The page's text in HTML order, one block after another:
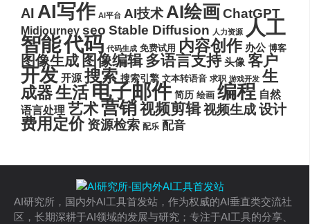
AI AI写作 AI平台 AI技术AI绘画ChatGPT
Midjourney seo Stable Diffusion 人力资源 人工
智能代码 代码生成 免费试用 内容创作 办公 博客
图像生成 图像编辑 多语言支持 头像 客户
开发 开源 搜索 搜索引擎 文本转语音 求职 游戏开发 生
成器生活电子邮件 简历 绘画 编程 自然
语言处理 艺术营销视频剪辑视频生成设计
费用定价 资源检索 配乐 配音
AI研究所，国内外AI工具首发站，作为权威的AI垂直类交流社
区，长期深耕于AI领域的发展与研究；专注于AI工具的分享、